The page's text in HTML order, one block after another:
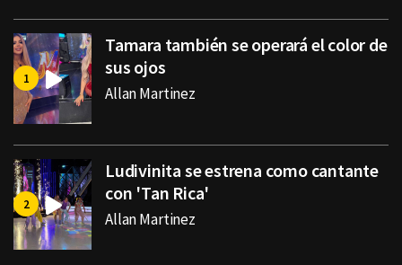
Tamara también se operará el color de
sus ojos
Allan Martinez
Ludivinita se estrena como cantante
con 'Tan Rica'
Allan Martinez